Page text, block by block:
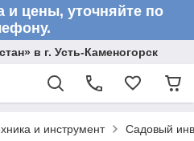
и цены, уточняйте по
в г. Усть-Каменогорск
и инструмент Садовый